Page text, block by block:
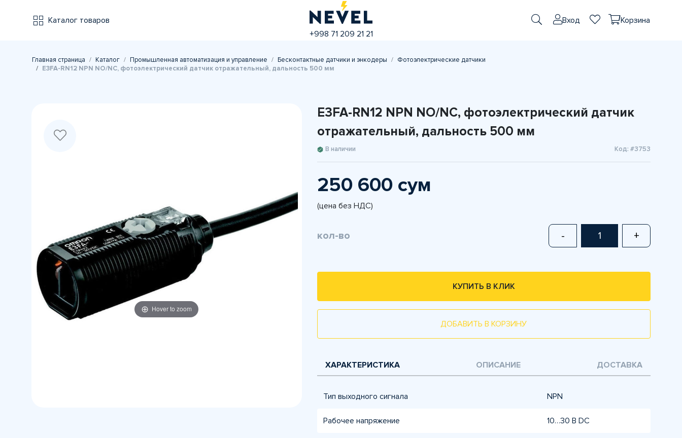
Каталог товаров
+998 71 209 21 21
Вход Корзина
Главная страница Каталог Промышленная автоматизация и управление Бесконтактные датчики и энкодеры
Фотоэлектрические датчики
E3FA-RN12 NPN NO/NC, фотоэлектрический датчик отражательный, дальность 500 мм
Hover to zoom
E3FA-RN12 NPN NO/NC, фотоэлектрический датчик
отражательный, дальность 500 мм
В наличии Код: #3753
250 600 сум
(цена без НДС)
кол-во - +
КУПИТЬ В КЛИК
ДОБАВИТЬ В КОРЗИНУ
ХАРАКТЕРИСТИКА ОПИСАНИЕ ДОСТАВКА
Тип выходного сигнала NPN
Рабочее напряжение 10…30 В DC